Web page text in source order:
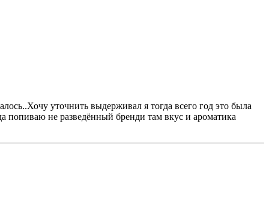
уточнить выдерживал я тогда всего год это была
попиваю не разведённый бренди там вкус и ароматика